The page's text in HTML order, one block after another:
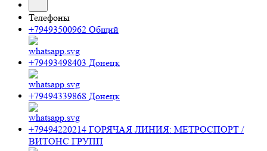
Телефоны
+79493500962 Общий
+79493498403 Донецк
+79494339868 Донецк
+79494220214 ГОРЯЧАЯ ЛИНИЯ: МЕТРОСПОРТ /
ВИТОНС ГРУПП